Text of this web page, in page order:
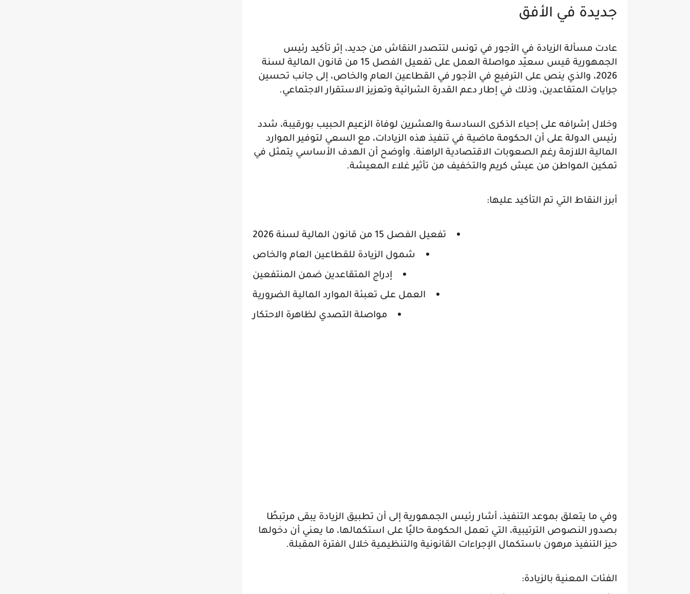
جديدة في الأفق
عادت مسألة الزيادة في الأجور في تونس لتتصدر النقاش من جديد، إثر تأكيد رئيس
الجمهورية قيس سعيّد مواصلة العمل على تفعيل الفصل 15 من قانون المالية لسنة
2026، والذي ينص على الترفيع في الأجور في القطاعين العام والخاص، إلى جانب تحسين
جرايات المتقاعدين، وذلك في إطار دعم القدرة الشرائية وتعزيز الاستقرار الاجتماعي.
وخلال إشرافه على إحياء الذكرى السادسة والعشرين لوفاة الزعيم الحبيب بورقيبة، شدد
رئيس الدولة على أن الحكومة ماضية في تنفيذ هذه الزيادات، مع السعي لتوفير الموارد
المالية اللازمة رغم الصعوبات الاقتصادية الراهنة. وأوضح أن الهدف الأساسي يتمثل في
تمكين المواطن من عيش كريم والتخفيف من تأثير غلاء المعيشة.
أبرز النقاط التي تم التأكيد عليها:
تفعيل الفصل 15 من قانون المالية لسنة 2026
شمول الزيادة للقطاعين العام والخاص
إدراج المتقاعدين ضمن المنتفعين
العمل على تعبئة الموارد المالية الضرورية
مواصلة التصدي لظاهرة الاحتكار
وفي ما يتعلق بموعد التنفيذ، أشار رئيس الجمهورية إلى أن تطبيق الزيادة يبقى مرتبطًا
بصدور النصوص الترتيبية، التي تعمل الحكومة حاليًا على استكمالها، ما يعني أن دخولها
حيز التنفيذ مرهون باستكمال الإجراءات القانونية والتنظيمية خلال الفترة المقبلة.
الفئات المعنية بالزيادة: